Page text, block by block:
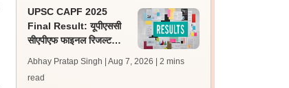
UPSC CAPF 2025
Final Result: यूपीएससी
सीएपीएफ फाइनल रिजल्ट
350 अभ्यर्थी चयनित
Abhay Pratap Singh | Aug 7, 2026
| 2 mins
read